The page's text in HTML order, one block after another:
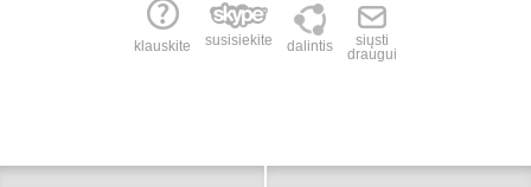
klauskite susisiekite dalintis
siųsti
draugui